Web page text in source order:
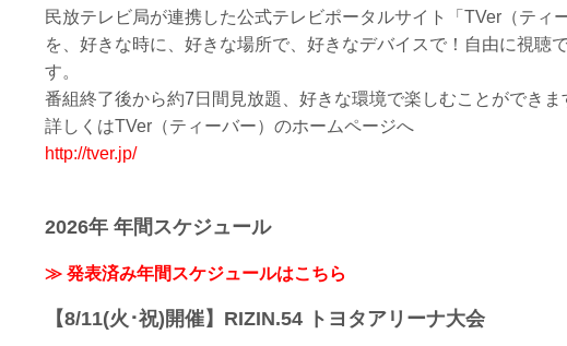
民放テレビ局が連携した公式テレビポータルサイト「TVer（ティ
を、好きな時に、好きな場所で、好きなデバイスで！自由に視聴
す。
番組終了後から約7日間見放題、好きな環境で楽しむことができま
詳しくはTVer（ティーバー）のホームページへ
http://tver.jp/
2026年 年間スケジュール
≫ 発表済み年間スケジュールはこちら
【8/11(火･祝)開催】RIZIN.54 トヨタアリーナ大会